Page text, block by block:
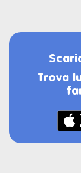
Trova